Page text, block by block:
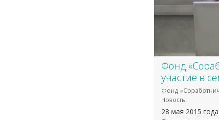
Фонд
участие в
Фонд
Новость
28 мая 2015